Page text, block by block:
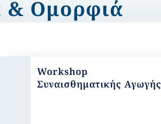
& Ομορφιά
Workshop
Συναισθηματικής Αγωγής